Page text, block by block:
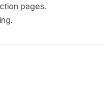
pages.